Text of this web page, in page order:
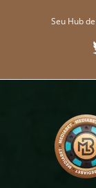
Seu Hub